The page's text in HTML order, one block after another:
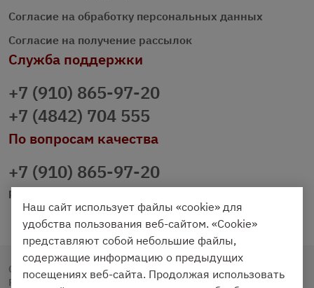
Согласие на обработку персональных данных
Согласие на получение рассылок
Служба поддержки
+7 (910) 865-97-20
+7 (4842) 704 555
По вопросам качества
+7 (910) 865-97-20
prazdnichniy40@palmi.ru
Copyright © 2020 - 2026. Праздничный Стол.
Разработка и продвижение - Vegas Studio
Наш сайт использует файлы «cookie» для
удобства пользования веб-сайтом. «Cookie»
представляют собой небольшие файлы,
содержащие информацию о предыдущих
посещениях веб-сайта. Продолжая использовать